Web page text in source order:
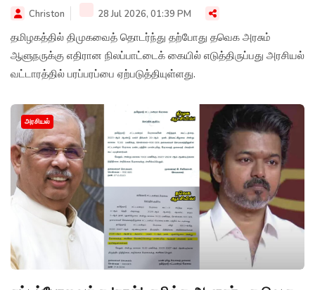
Christon 28 Jul 2026, 01:39 PM
தமிழகத்தில் திமுகவைத் தொடர்ந்து தற்போது தவெக அரசும்
ஆளுநருக்கு எதிரான நிலப்பாட்டைக் கையில் எடுத்திருப்பது அரசியல்
வட்டாரத்தில் பரப்பரப்பை ஏற்படுத்தியுள்ளது.
அரசியல்